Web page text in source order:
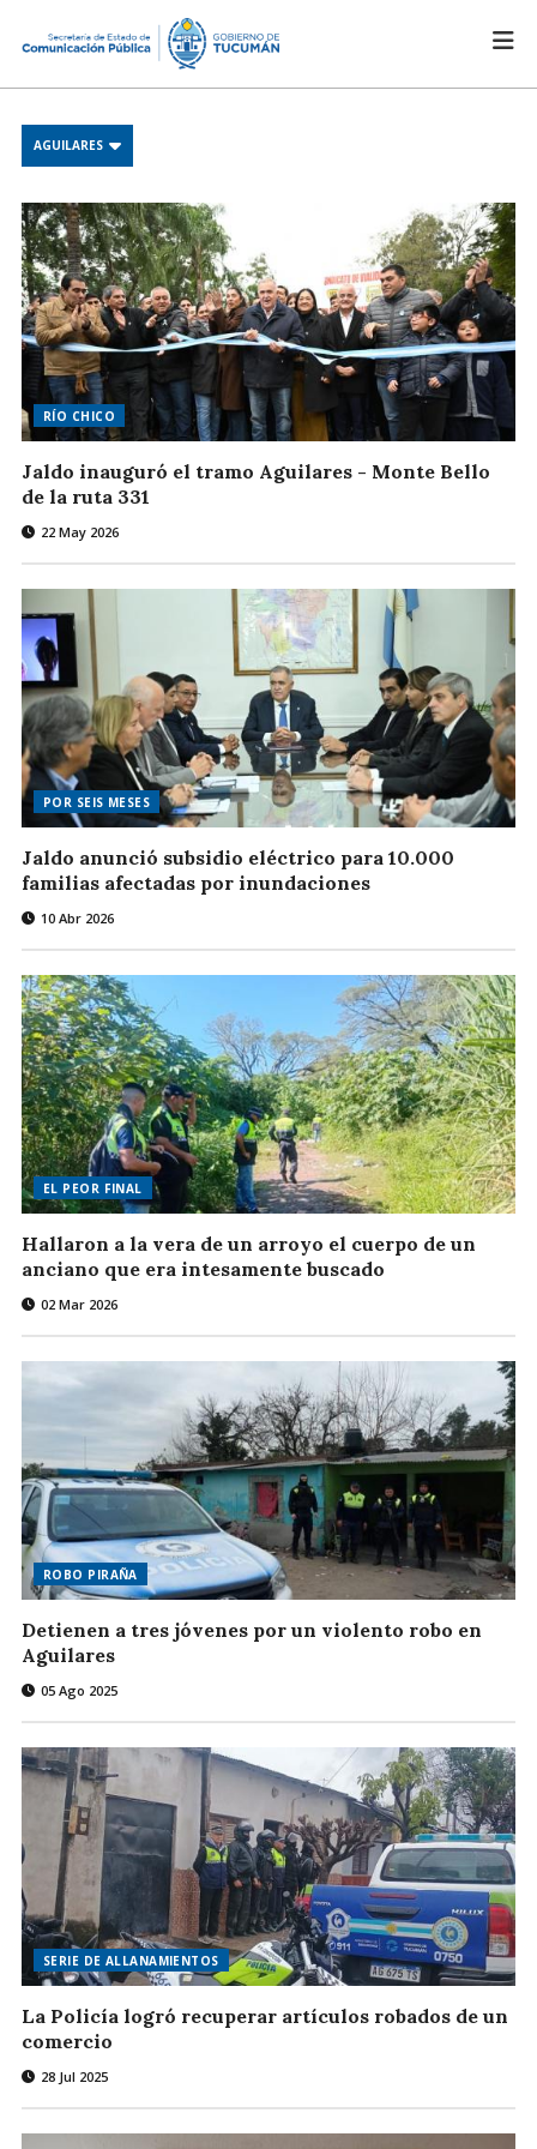
AGUILARES
RÍO CHICO
Jaldo inauguró el tramo Aguilares - Monte Bello
de la ruta 331
22 May 2026
POR SEIS MESES
Jaldo anunció subsidio eléctrico para 10.000
familias afectadas por inundaciones
10 Abr 2026
EL PEOR FINAL
Hallaron a la vera de un arroyo el cuerpo de un
anciano que era intesamente buscado
02 Mar 2026
ROBO PIRAÑA
Detienen a tres jóvenes por un violento robo en
Aguilares
05 Ago 2025
SERIE DE ALLANAMIENTOS
La Policía logró recuperar artículos robados de un
comercio
28 Jul 2025